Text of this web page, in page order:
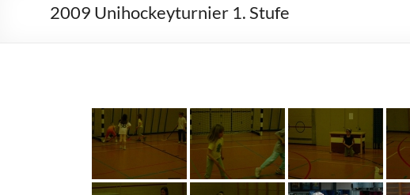
2009 Unihockeyturnier 1. Stufe